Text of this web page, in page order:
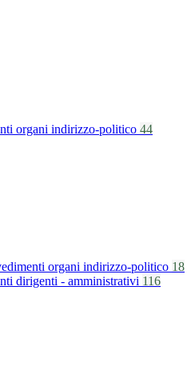
organi indirizzo-politico 44
organi indirizzo-politico 18
dirigenti - amministrativi 116